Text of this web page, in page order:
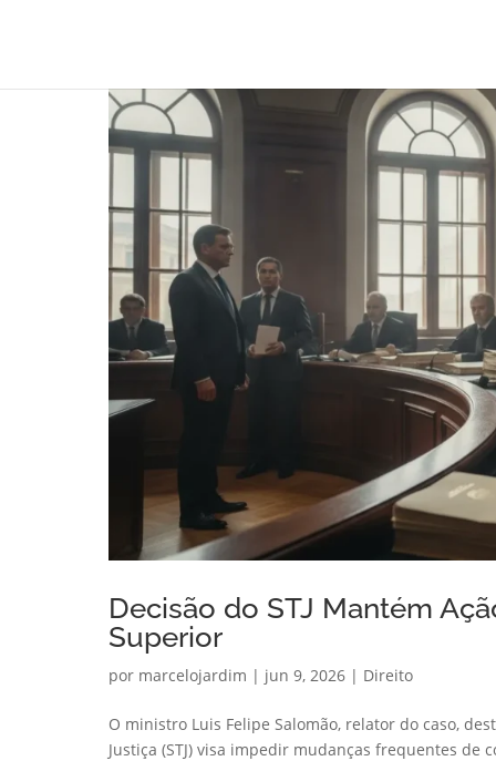
Decisão do STJ Mantém
Superior
por marcelojardim | jun 9, 2026 | Direito
O ministro Luis Felipe Salomão, relator do caso,
Justiça (STJ) visa impedir mudanças frequentes